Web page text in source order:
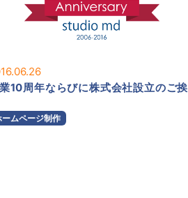
10周年ならびに株式会社設立のご挨
ームページ制作